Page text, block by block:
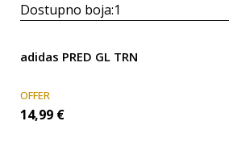
Dostupno boja:1
adidas PRED GL TRN
OFFER
14,99 €